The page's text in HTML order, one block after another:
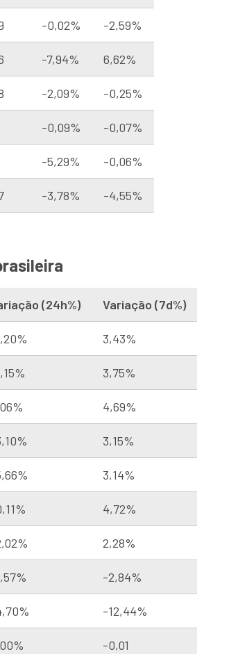
-0,02% -2,59%
-7,94% 6,62%
-2,09% -0,25%
-0,09% -0,07%
-5,29% -0,06%
-3,78%
-4,55%
(24h%) Variação (7d%)
3,43%
3,75%
4,69%
3,15%
3,14%
4,72%
2,28%
-2,84%
-12,44%
-0,01